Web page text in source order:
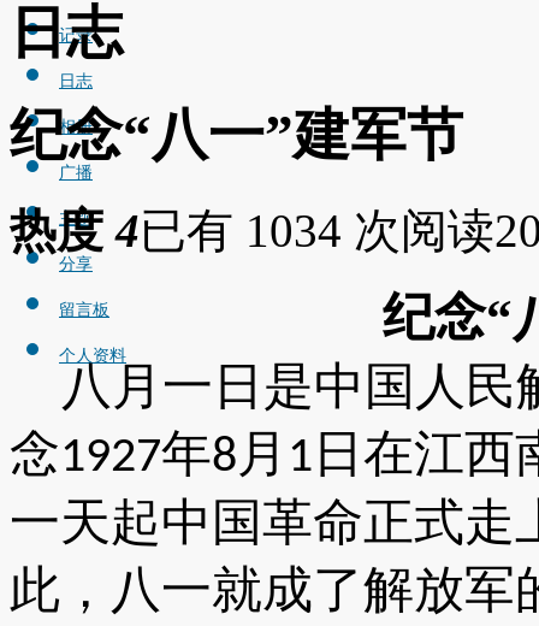
记录
日志
相册
广播
主题
分享
留言板
个人资料
日志
纪念“八一”建军节
热度4已有 1034 次阅读
纪念“
八月一日是中国人
念1927年8月 1 日在江西
一天起中国革命正式走
此，八一就成了解放军